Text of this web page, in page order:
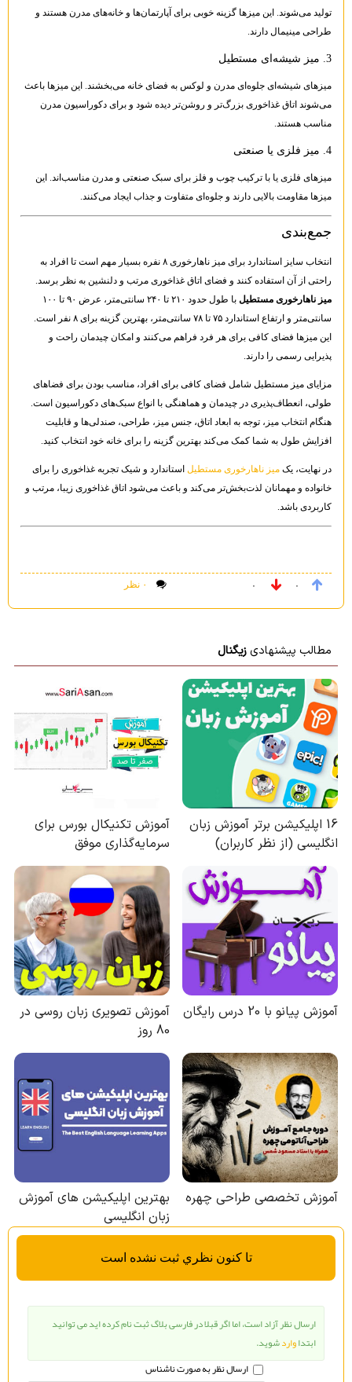
تولید می‌شوند. این میزها گزینه خوبی برای آپارتمان‌ها و خانه‌های مدرن هستند و
طراحی مینیمال دارند.
میزهای شیشه‌ای جلوه‌ای مدرن و لوکس به فضای خانه می‌بخشند. این میزها باعث
می‌شوند اتاق غذاخوری بزرگ‌تر و روشن‌تر دیده شود و برای دکوراسیون مدرن
مناسب هستند.
میزهای فلزی یا با ترکیب چوب و فلز برای سبک صنعتی و مدرن مناسب‌اند. این
میزها مقاومت بالایی دارند و جلوه‌ای متفاوت و جذاب ایجاد می‌کنند.
جمع‌بندی
انتخاب سایز استاندارد برای میز ناهارخوری ۸ نفره بسیار مهم است تا افراد به
راحتی از آن استفاده کنند و فضای اتاق غذاخوری مرتب و دلنشین به نظر برسد.
میز ناهارخوری مستطیل
با طول حدود ۲۱۰ تا ۲۴۰ سانتی‌متر، عرض ۹۰ تا ۱۰۰
سانتی‌متر و ارتفاع استاندارد ۷۵ تا ۷۸ سانتی‌متر، بهترین گزینه برای ۸ نفر است.
این میزها فضای کافی برای هر فرد فراهم می‌کنند و امکان چیدمان راحت و
پذیرایی رسمی را دارند.
مزایای میز مستطیل شامل فضای کافی برای افراد، مناسب بودن برای فضاهای
طولی، انعطاف‌پذیری در چیدمان و هماهنگی با انواع سبک‌های دکوراسیون است.
هنگام انتخاب میز، توجه به ابعاد اتاق، جنس میز، طراحی، صندلی‌ها و قابلیت
افزایش طول به شما کمک می‌کند بهترین گزینه را برای خانه خود انتخاب کنید.
در نهایت، یک میز ناهارخوری مستطیلاستاندارد و شیک تجربه غذاخوری را برای
خانواده و مهمانان لذت‌بخش‌تر می‌کند و باعث می‌شود اتاق غذاخوری زیبا، مرتب و
کاربردی باشد.
۰ ۰ نظر
تا كنون نظري ثبت نشده است
ارسال نظر آزاد است، اما اگر قبلا در فارسی بلاگ ثبت نام کرده اید می توانید
ابتداواردشوید.
ارسال نظر به صورت ناشناس